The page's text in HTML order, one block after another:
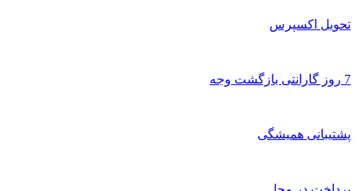
تحویل اکسپرس
7 روز گارانتی بازگشت وجه
پشتیبانی همیشگی